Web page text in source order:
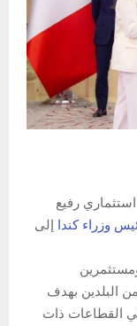
رفيع
وزراء كندا إلى
البلدين بهدف
القطاعات ذات